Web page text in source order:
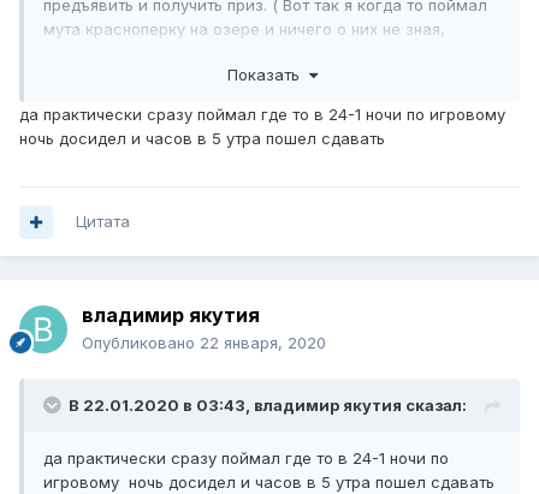
предъявить и получить приз. ( Вот так я когда то поймал
мута красноперку на озере и ничего о них не зная,
зацепило, что кроме мутов ничего не хотел видеть пока
Показать
да практически сразу поймал где то в 24-1 ночи по игровому
ночь досидел и часов в 5 утра пошел сдавать
Цитата
владимир якутия
Опубликовано 22 января, 2020
В 22.01.2020 в 03:43, владимир якутия сказал:
да практически сразу поймал где то в 24-1 ночи по
игровому ночь досидел и часов в 5 утра пошел сдавать